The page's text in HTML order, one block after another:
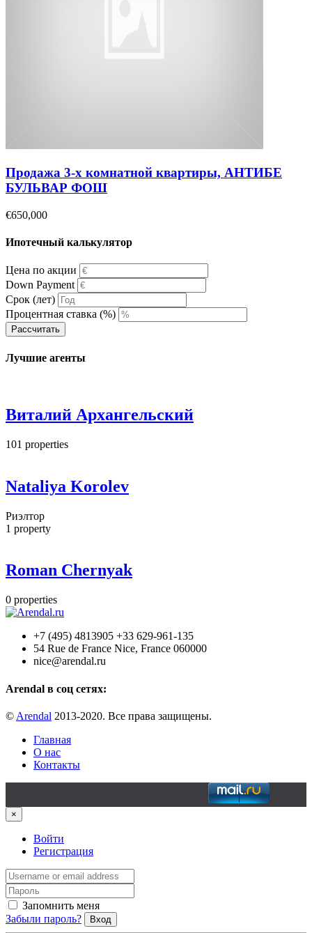
Продажа 3-х комнатной квартиры, АНТИБЕ
БУЛЬВАР ФОШ
€650,000
Ипотечный калькулятор
Цена по акции
Down Payment
Срок (лет)
Процентная ставка (%)
Рассчитать
Лучшие агенты
Виталий Архангельский
101 properties
Nataliya Korolev
Риэлтор
1 property
Roman Chernyak
0 properties
+7 (495) 4813905 +33 629-961-135
54 Rue de France Nice, France 060000
nice@arendal.ru
Arendal в соц сетях:
© Arendal 2013-2020. Все права защищены.
Главная
О нас
Контакты
×
Войти
Регистрация
Запомнить меня
Забыли пароль?
Вход